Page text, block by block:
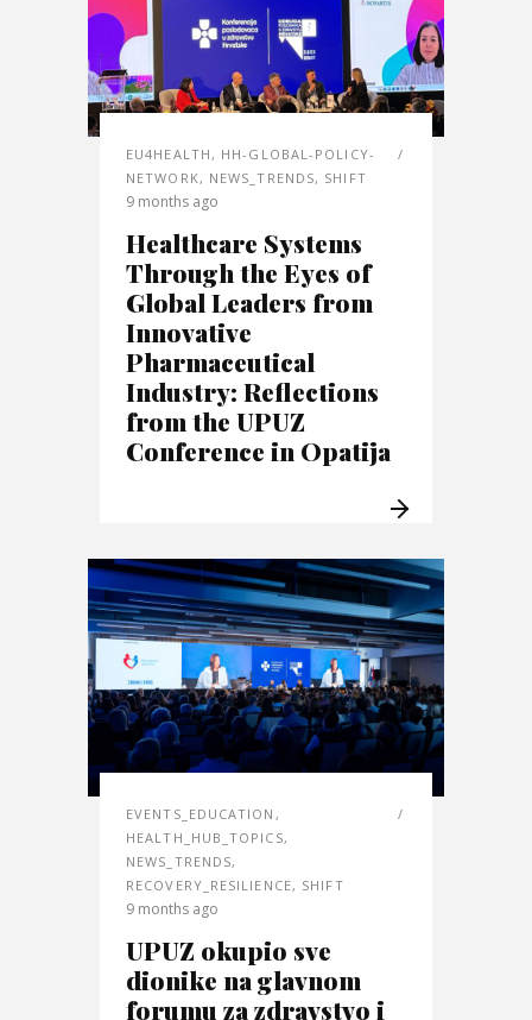
EU4HEALTH, HH-GLOBAL-POLICY-
NETWORK, NEWS_TRENDS, SHIFT
9 months ago
Healthcare Systems
Through the Eyes of
Global Leaders from
Innovative
Pharmaceutical
Industry: Reflections
from the UPUZ
Conference in Opatija
EVENTS_EDUCATION ,
HEALTH_HUB_TOPICS,
NEWS_TRENDS,
RECOVERY_RESILIENCE, SHIFT
9 months ago
UPUZ okupio sve
dionike na glavnom
forumu za zdravstvo i